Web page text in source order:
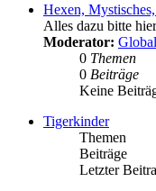
Hexen,
Alles dazu bitte
Moderator:
0 Themen
0 Beiträge
Keine
Tigerkinder
Themen
Beiträge
Letzter